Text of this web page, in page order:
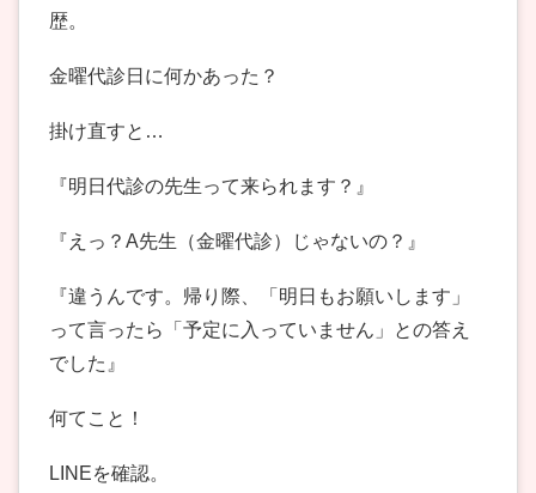
歴。
金曜代診日に何かあった？
掛け直すと…
『明日代診の先生って来られます？』
『えっ？A先生（金曜代診）じゃないの？』
『違うんです。帰り際、「明日もお願いします」
って言ったら「予定に入っていません」との答え
でした』
何てこと！
LINEを確認。